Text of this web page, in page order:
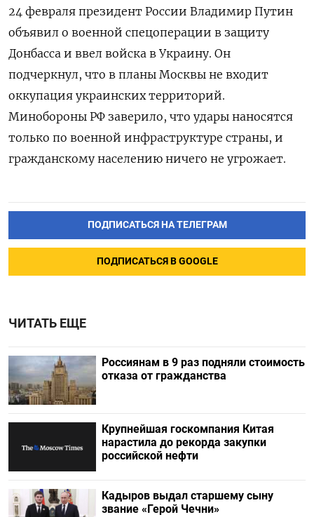
24 февраля президент России Владимир Путин
объявил о военной спецоперации в защиту
Донбасса и ввел войска в Украину. Он
подчеркнул, что в планы Москвы не входит
оккупация украинских территорий.
Минобороны РФ заверило, что удары наносятся
только по военной инфраструктуре страны, и
гражданскому населению ничего не угрожает.
ПОДПИСАТЬСЯ НА ТЕЛЕГРАМ
ПОДПИСАТЬСЯ В GOOGLE
ЧИТАТЬ ЕЩЕ
Россиянам в 9 раз подняли стоимость
отказа от гражданства
Крупнейшая госкомпания Китая
нарастила до рекорда закупки
российской нефти
Кадыров выдал старшему сыну
звание «Герой Чечни»